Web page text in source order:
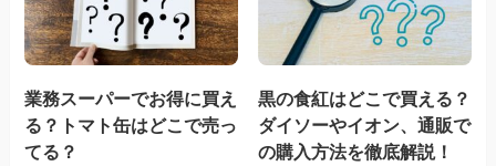
業務スーパーでお得に買え
る？トマト缶はどこで売っ
てる？
黒の食紅はどこで買える？
ダイソーやイオン、通販で
の購入方法を徹底解説！